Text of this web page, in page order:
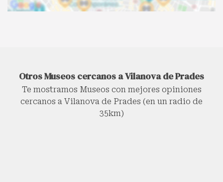
Otros Museos cercanos a Vilanova de Prades
Te mostramos Museos con mejores opiniones
cercanos a Vilanova de Prades (en un radio de
35km)